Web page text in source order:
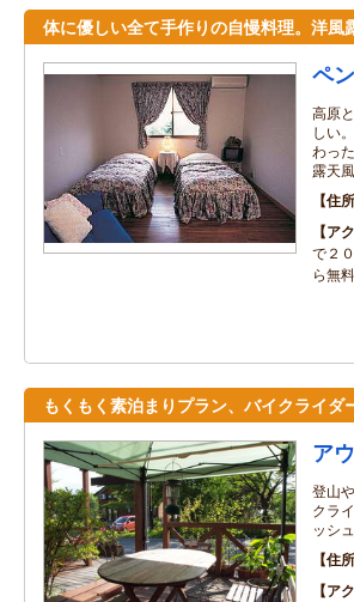
体に優しい全て手作りの自慢料理。洋風
ペ
高原
しい
わっ
露天
住所
ア
で２
ら無
もくもく素泊まりプラン、バイクライダ
ア
登山
クラ
ッシ
住所
ア